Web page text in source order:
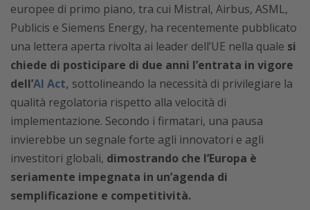
europee di primo piano, tra cui Mistral, Airbus, ASML,
Publicis e Siemens Energy, ha recentemente pubblicato
una lettera aperta rivolta ai leader dell’UE nella quale si
chiede di posticipare di due anni l’entrata in vigore
dell’AI Act, sottolineando la necessità di privilegiare la
qualità regolatoria rispetto alla velocità di
implementazione. Secondo i firmatari, una pausa
invierebbe un segnale forte agli innovatori e agli
investitori globali, dimostrando che l’Europa è
seriamente impegnata in un’agenda di
semplificazione e competitività.